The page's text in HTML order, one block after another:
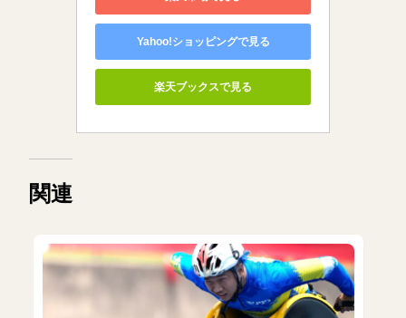
Yahoo!ショッピングで見る
楽天ブックスで見る
関連